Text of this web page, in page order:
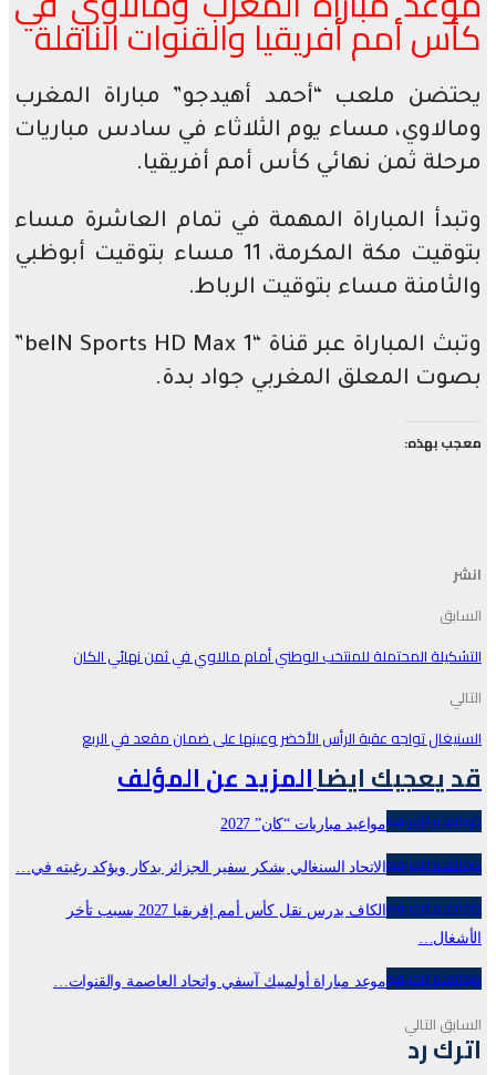
كأس أمم أفريقيا والقنوات الناقلة
يحتضن ملعب “أحمد أهيدجو” مباراة المغرب
ومالاوي، مساء يوم الثلاثاء في سادس مباريات
مرحلة ثمن نهائي كأس أمم أفريقيا.
وتبدأ المباراة المهمة في تمام العاشرة مساء
بتوقيت مكة المكرمة، 11 مساء بتوقيت أبوظبي
والثامنة مساء بتوقيت الرباط.
وتبث المباراة عبر قناة “1 beIN Sports HD Max”
بصوت المعلق المغربي جواد بدة.
معجب بهذه:
انشر
السابق
التشكيلة المحتملة للمنتخب الوطني أمام مالاوي في ثمن نهائي الكان
التالي
السنيغال تواجه عقبة الرأس الأخضر وعينها على ضمان مقعد في الربع
قد يعجبك ايضاالمزيد عن المؤلف
كرة القدم الإفريقيةمواعيد مباريات “كان” 2027
كرة القدم الإفريقية الاتحاد السنغالي يشكر سفير الجزائر بدكار ويؤكد رغبته في…
كرة القدم الإفريقية
الكاف يدرس نقل كأس أمم إفريقيا 2027 بسبب تأخر
الأشغال…
كرة القدم الإفريقيةموعد مباراة أولمبيك آسفي واتحاد العاصمة والقنوات…
السابق التالي
اترك رد